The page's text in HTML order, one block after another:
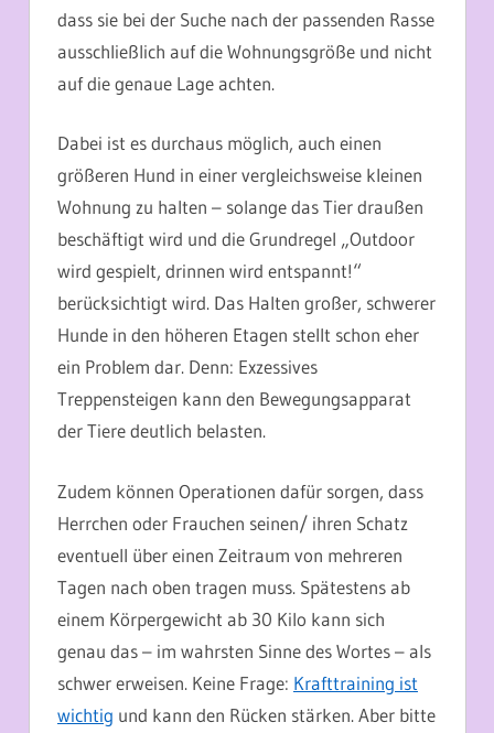
dass sie bei der Suche nach der passenden Rasse
ausschließlich auf die Wohnungsgröße und nicht
auf die genaue Lage achten.
Dabei ist es durchaus möglich, auch einen
größeren Hund in einer vergleichsweise kleinen
Wohnung zu halten – solange das Tier draußen
beschäftigt wird und die Grundregel „Outdoor
wird gespielt, drinnen wird entspannt!“
berücksichtigt wird. Das Halten großer, schwerer
Hunde in den höheren Etagen stellt schon eher
ein Problem dar. Denn: Exzessives
Treppensteigen kann den Bewegungsapparat
der Tiere deutlich belasten.
Zudem können Operationen dafür sorgen, dass
Herrchen oder Frauchen seinen/ ihren Schatz
eventuell über einen Zeitraum von mehreren
Tagen nach oben tragen muss. Spätestens ab
einem Körpergewicht ab 30 Kilo kann sich
genau das – im wahrsten Sinne des Wortes – als
schwer erweisen. Keine Frage: Krafttraining ist
wichtig und kann den Rücken stärken. Aber bitte